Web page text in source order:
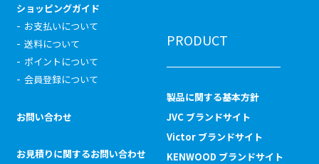
ショッピングガイド
お支払いについて
送料について
ポイントについて
会員登録について
お問い合わせ
お見積りに関するお問い合わせ
PRODUCT
製品に関する基本方針
JVC ブランドサイト
Victor ブランドサイト
KENWOOD ブランドサイト